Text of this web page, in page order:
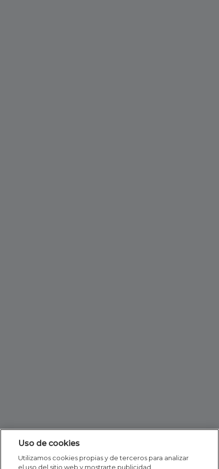
Uso de cookies
Utilizamos cookies propias y de terceros para analizar
el uso del sitio web y mostrarte publicidad